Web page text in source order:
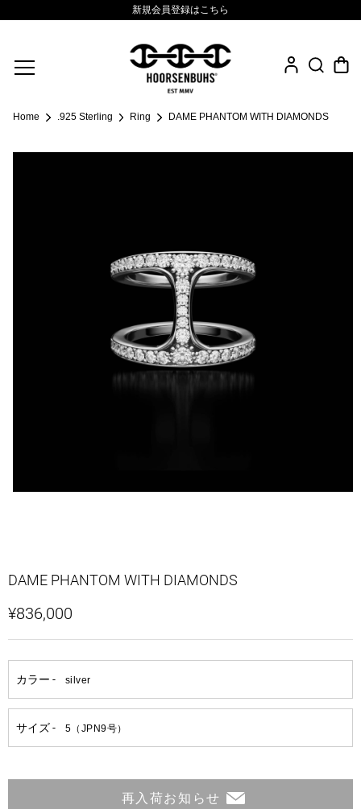
.925 Sterling
Sacred Collection
新規会員登録はこちら
Home .925 Sterling Ring DAME PHANTOM WITH DIAMONDS
DAME PHANTOM WITH DIAMONDS
¥836,000
再入荷お知らせ